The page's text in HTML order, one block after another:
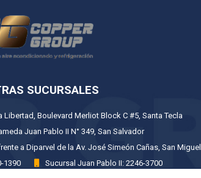
SUCURSALES
Boulevard Merliot Block C #5, Santa Tecla
Juan Pablo II N° 349, San Salvador
a Diparvel de la Av. José Simeón Cañas, San Miguel
1390
Sucursal Juan Pablo II: 2246-3700